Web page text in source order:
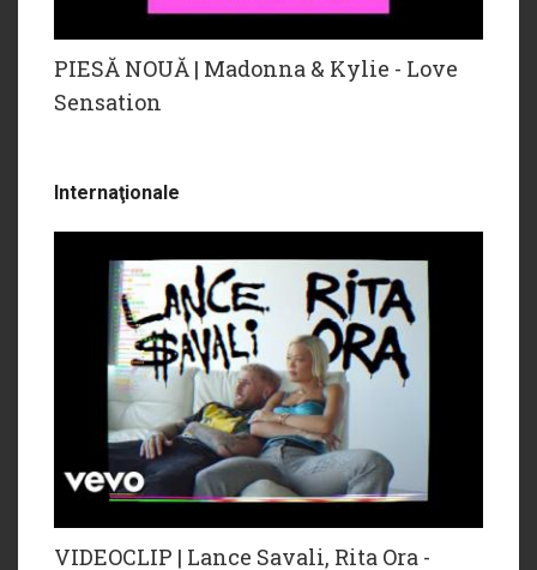
PIESĂ NOUĂ | Madonna & Kylie - Love
Sensation
Internaţionale
VIDEOCLIP | Lance Savali, Rita Ora -